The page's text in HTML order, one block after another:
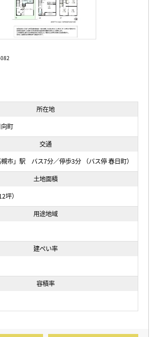
所在地
町
交通
市」駅 バス7分／停歩3分 （バス停 春日町）
土地面積
坪）
用途地域
建ぺい率
容積率